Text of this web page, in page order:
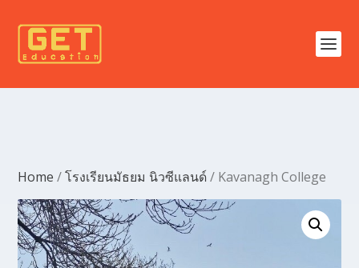
Home /โรงเรียนมัธยม นิวซีแลนด์/ Kavanagh College